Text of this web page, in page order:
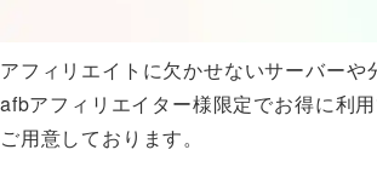
アフィリエイトに欠かせないサーバーや
afbアフィリエイター様限定でお得に利
ご用意しております。